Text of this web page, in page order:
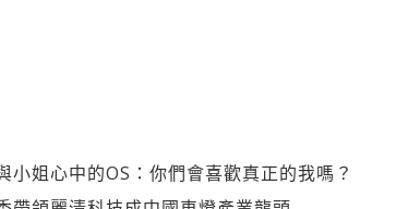
姐心中的OS：你們會喜歡真正的我嗎？